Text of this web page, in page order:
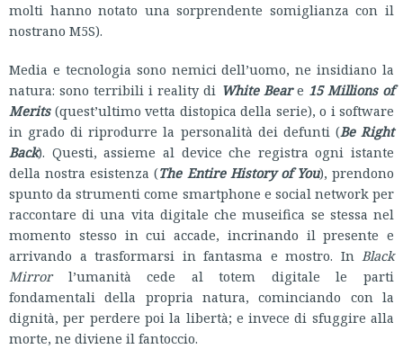
molti hanno notato una sorprendente somiglianza con il
nostrano M5S).
Media e tecnologia sono nemici dell’uomo, ne insidiano la
natura: sono terribili i reality di White Beare 15 Millions of
Merits(quest’ultimo vetta distopica della serie), o i software
in grado di riprodurre la personalità dei defunti (Be Right
Back). Questi, assieme al device che registra ogni istante
della nostra esistenza (The Entire History of You), prendono
spunto da strumenti come smartphone e social network per
raccontare di una vita digitale che museifica se stessa nel
momento stesso in cui accade, incrinando il presente e
arrivando a trasformarsi in fantasma e mostro. In Black
Mirrorl’umanità cede al totem digitale le parti
fondamentali della propria natura, cominciando con la
dignità, per perdere poi la libertà; e invece di sfuggire alla
morte, ne diviene il fantoccio.